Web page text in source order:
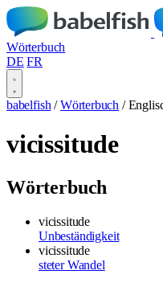
Wörterbuch
DE FR
babelfish / Wörterbuch /
vicissitude
Wörterbuch
vicissitude
Unbeständigkeit
vicissitude
steter Wandel